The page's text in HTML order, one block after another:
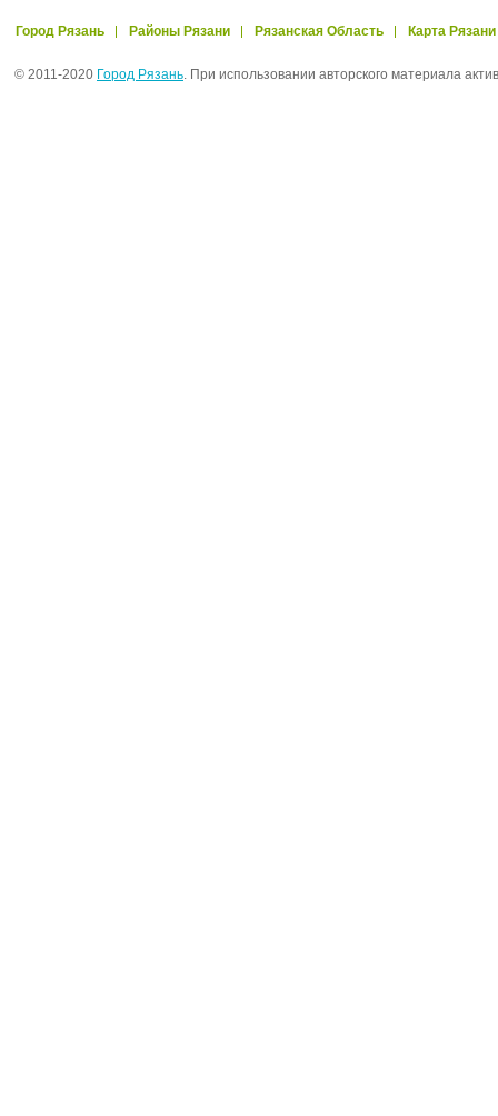
Город Рязань Районы Рязани Рязанская Область Карта Рязани
© 2011-2020 Город Рязань. При использовании авторского материала